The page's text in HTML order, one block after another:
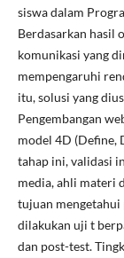
siswa dalam
Berdasarkan hasil
komunikasi yang
mempengaruhi
itu, solusi yang
Pengembangan
model 4D (Define,
tahap ini, validasi
media, ahli materi
tujuan mengetahui
dilakukan uji t
dan post-test.